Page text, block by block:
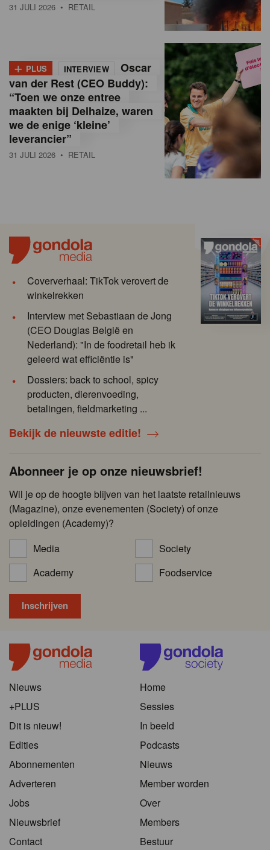
31 JULI 2026 • RETAIL
+ PLUS INTERVIEW
Oscar
van der Rest (CEO Buddy):
“Toen we onze entree
maakten bij Delhaize, waren
we de enige ‘kleine’
leverancier”
31 JULI 2026 • RETAIL
Coververhaal: TikTok verovert de
winkelrekken
Interview met Sebastiaan de Jong
(CEO Douglas België en
Nederland): "In de foodretail heb ik
geleerd wat efficiëntie is"
Dossiers: back to school, spicy
producten, dierenvoeding,
betalingen, fieldmarketing ...
Bekijk de nieuwste editie!
Abonneer je op onze nieuwsbrief!
Wil je op de hoogte blijven van het laatste retailnieuws
(Magazine), onze evenementen (Society) of onze
opleidingen (Academy)?
Media
Society
Academy
Foodservice
Nieuws
+PLUS
Dit is nieuw!
Edities
Abonnementen
Adverteren
Jobs
Nieuwsbrief
Contact
Home
Sessies
In beeld
Podcasts
Nieuws
Member worden
Over
Members
Bestuur